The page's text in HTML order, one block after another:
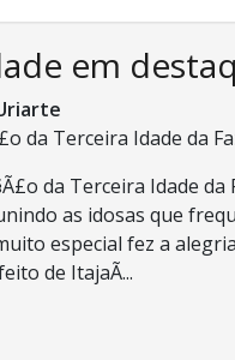
em
da Terceira Idade da
da Terceira Idade
as idosas que
especial fez a
de ItajaÃ­...